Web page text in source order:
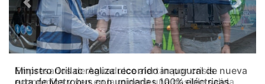
Empresarios de Aguadulce alertan por crisis
Previous Next